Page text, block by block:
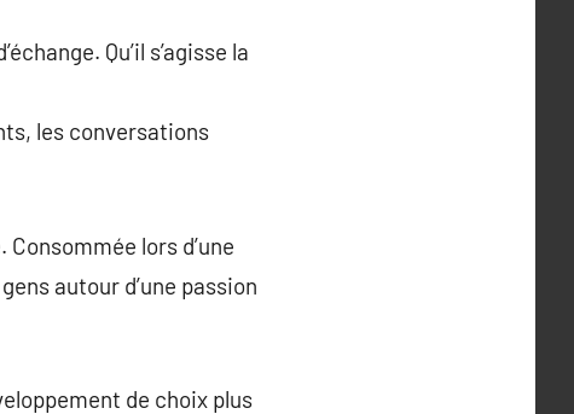
Qu’il s’agisse la
les conversations
lors d’une
autour d’une passion
de choix plus